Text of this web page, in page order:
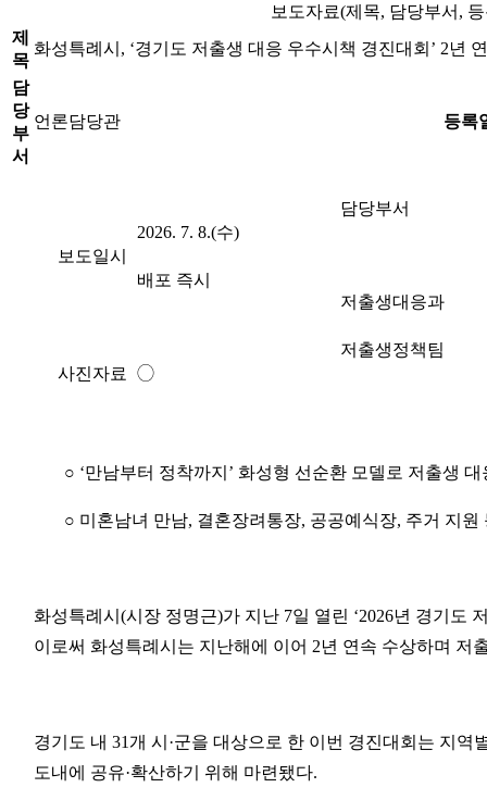
보도자료(제목, 담당부서,
제
목
화성특례시, ‘경기도 저출생 대응 우수시책 경진대회’ 2년
담
당
부
서
언론담당관 등록
보도일시
2026. 7. 8.(수)
배포 즉시
담당부서
저출생대응과
저출생정책팀
사진자료
◯
○ ‘만남부터 정착까지’ 화성형 선순환 모델로 저출생
○ 미혼남녀 만남, 결혼장려통장, 공공예식장, 주거 지
화성특례시(시장 정명근)가 지난 7일 열린 ‘2026년 경기도
이로써 화성특례시는 지난해에 이어 2년 연속 수상하며 저
경기도 내 31개 시·군을 대상으로 한 이번 경진대회는 지
도내에 공유·확산하기 위해 마련됐다.